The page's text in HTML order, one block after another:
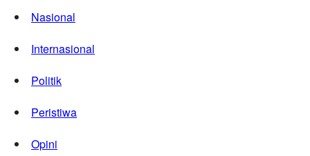
Nasional
Internasional
Politik
Peristiwa
Opini